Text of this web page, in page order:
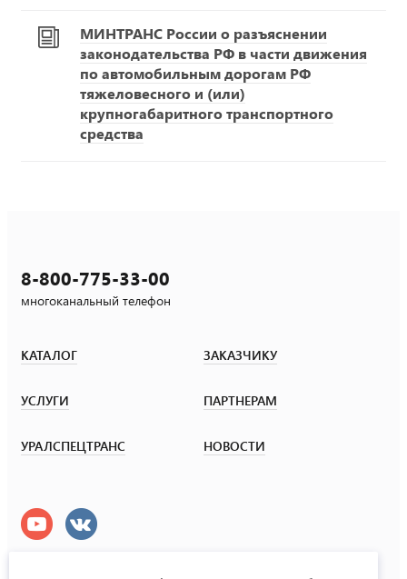
МИНТРАНС России о разъяснении
законодательства РФ в части движения
по автомобильным дорогам РФ
тяжеловесного и (или)
крупногабаритного транспортного
средства
8-800-775-33-00
многоканальный телефон
КАТАЛОГ ЗАКАЗЧИКУ
УСЛУГИ ПАРТНЕРАМ
УРАЛСПЕЦТРАНС НОВОСТИ